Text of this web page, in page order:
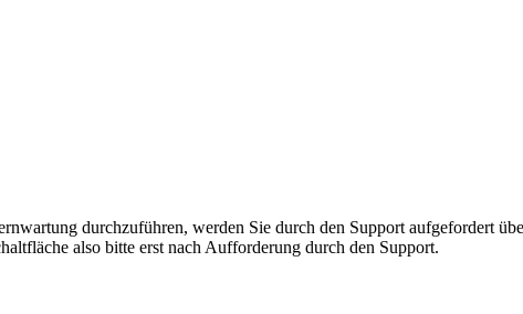
durchzuführen, werden Sie durch den Support aufgefordert
also bitte erst nach Aufforderung durch den Support.